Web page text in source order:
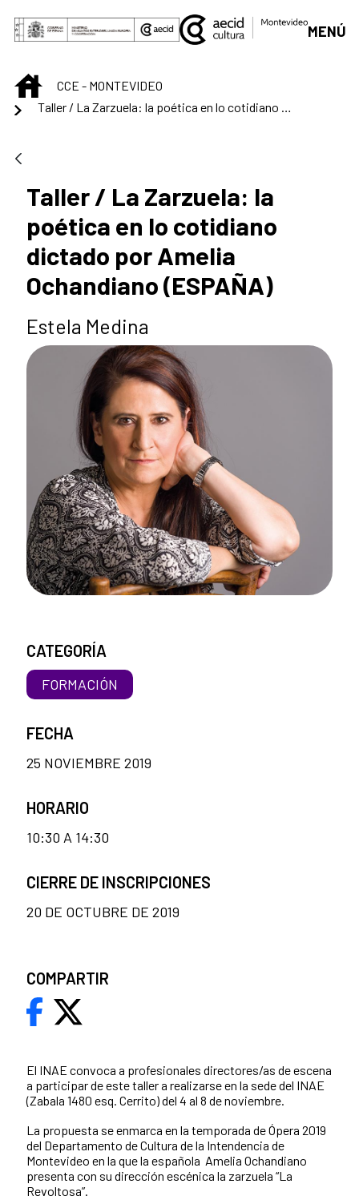
Saltar al contenido principal
MENÚ
INICIOCCE - MONTEVIDEO
Taller / La Zarzuela: la poética en lo cotidiano dictado por Amelia Ochandiano (ESPAÑA)
Taller / La Zarzuela: la
poética en lo cotidiano
dictado por Amelia
Ochandiano (ESPAÑA)
Estela Medina
El INAE convoca a profesionales directores/as de escena
a participar de este taller a realizarse en la sede del INAE
(Zabala 1480 esq. Cerrito) del 4 al 8 de noviembre.
La propuesta se enmarca en la temporada de Ópera 2019
del Departamento de Cultura de la Intendencia de
Montevideo en la que la española Amelia Ochandiano
presenta con su dirección escénica la zarzuela “La
Revoltosa”.
CATEGORÍA
FORMACIÓN
FECHA
25 NOVIEMBRE 2019
HORARIO
10:30 A 14:30
CIERRE DE INSCRIPCIONES
20 DE OCTUBRE DE 2019
COMPARTIR